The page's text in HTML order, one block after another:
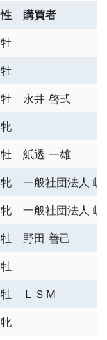
性
購買者
牡
牡
牡
永井 啓弍
牝
牡
紙透 一雄
牝
一般社団法人
牝
一般社団法人
牡
野田 善己
牡
牡
ＬＳＭ
牝